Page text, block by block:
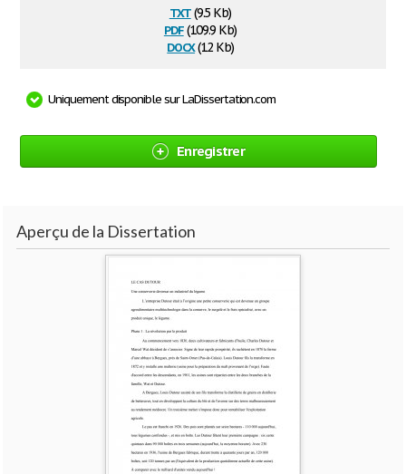
txt(9.5 Kb)
pdf(109.9 Kb)
docx(12 Kb)
Uniquement disponible sur LaDissertation.com
Enregistrer
Aperçu de la Dissertation